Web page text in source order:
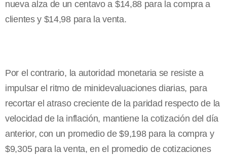
nueva alza de un centavo a $14,88 para la compra a
clientes y $14,98 para la venta.
Por el contrario, la autoridad monetaria se resiste a
impulsar el ritmo de minidevaluaciones diarias, para
recortar el atraso creciente de la paridad respecto de la
velocidad de la inflación, mantiene la cotización del día
anterior, con un promedio de $9,198 para la compra y
$9,305 para la venta, en el promedio de cotizaciones